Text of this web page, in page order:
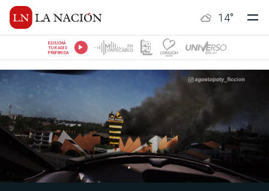
14°
ESCUCHÁ
TU RADIO
PREFERIDA